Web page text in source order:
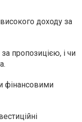
доходу за
пропозицією, і чи
фінансовими